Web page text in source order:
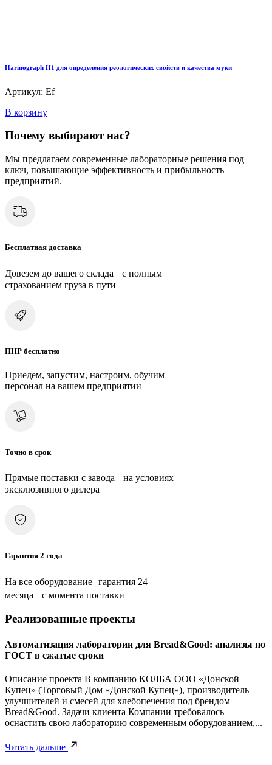
Harinograph Н1 для определения реологических свойств и качества муки
Артикул: Ef
В корзину
Почему выбирают нас?
Мы предлагаем современные лабораторные решения под
ключ, повышающие эффективность и прибыльность
предприятий.
Бесплатная доставка
Довезем до вашего склада с полным
страхованием груза в пути
ПНР бесплатно
Приедем, запустим, настроим, обучим
персонал на вашем предприятии
Точно в срок
Прямые поставки с завода на условиях
эксклюзивного дилера
Гарантия 2 года
На все оборудование гарантия 24
месяца с момента поставки
Реализованные проекты
Автоматизация лаборатории для Bread&Good: анализы по
ГОСТ в сжатые сроки
Описание проекта В компанию КОЛБА ООО «Донской
Купец» (Торговый Дом «Донской Купец»), производитель
улучшителей и смесей для хлебопечения под брендом
Bread&Good. Задачи клиента Компании требовалось
оснастить свою лабораторию современным оборудованием,...
Читать дальше